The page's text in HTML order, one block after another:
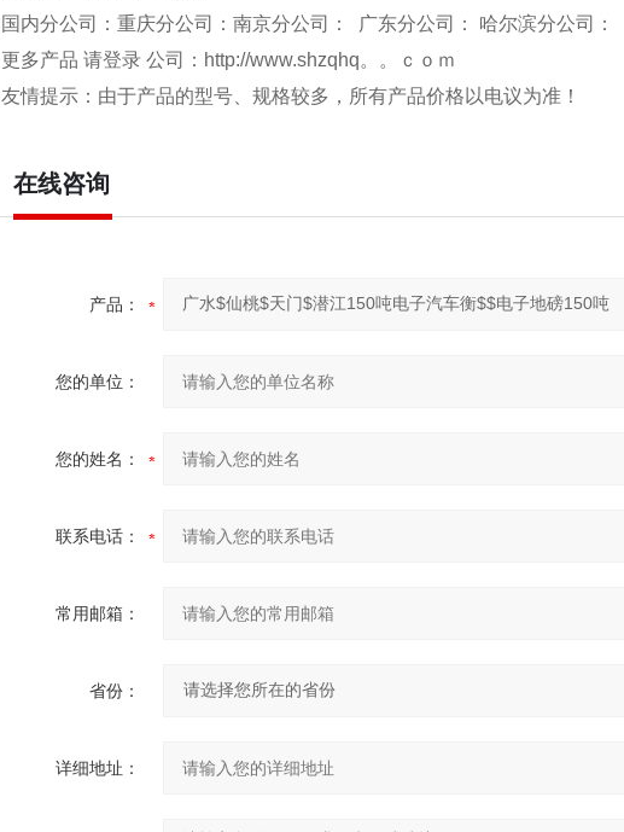
国内分公司：重庆分公司：南京分公司： 广东分公司： 哈尔滨分公司：
更多产品 请登录 公司： http://www.shzqhq。。ｃｏｍ
友情提示：由于产品的型号、规格较多，所有产品价格以电议为准！
在线咨询
产品：
您的单位：
您的姓名：
联系电话：
常用邮箱：
省份：
详细地址：